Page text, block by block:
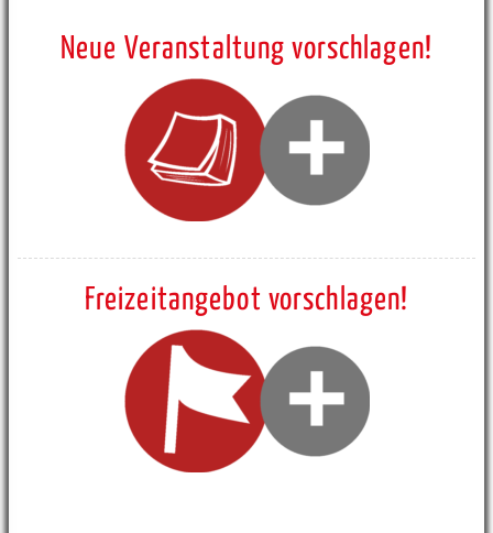
Neue Veranstaltung vorschlagen!
Freizeitangebot vorschlagen!